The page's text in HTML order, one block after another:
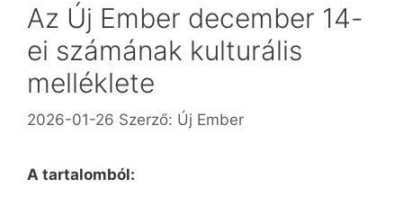
Az Új Ember december 14-
ei számának kulturális
melléklete
2026-01-26 Szerző: Új Ember
A tartalomból: